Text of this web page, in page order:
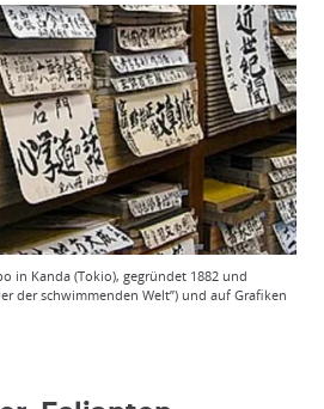
in Kanda (Tokio), gegründet 1882 und
der schwimmenden Welt”) und auf Grafiken